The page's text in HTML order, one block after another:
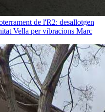
de l'R2: desallotgen
Vella per vibracions Marc